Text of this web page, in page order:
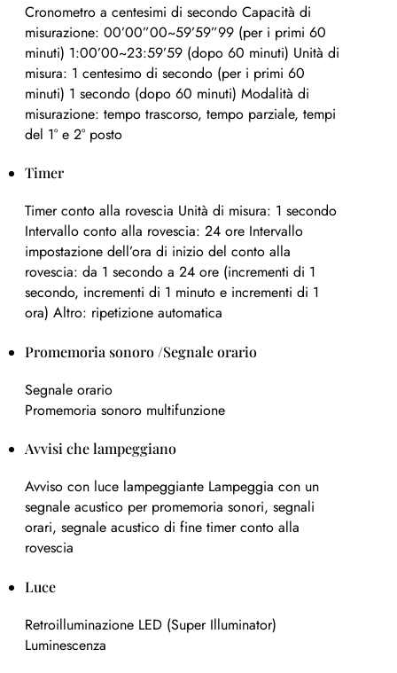
Cronometro a centesimi di secondo Capacità di
misurazione: 00’00”00~59’59”99 (per i primi 60
minuti) 1:00’00~23:59’59 (dopo 60 minuti) Unità di
misura: 1 centesimo di secondo (per i primi 60
minuti) 1 secondo (dopo 60 minuti) Modalità di
misurazione: tempo trascorso, tempo parziale, tempi
del 1° e 2° posto
Timer
Timer conto alla rovescia Unità di misura: 1 secondo
Intervallo conto alla rovescia: 24 ore Intervallo
impostazione dell’ora di inizio del conto alla
rovescia: da 1 secondo a 24 ore (incrementi di 1
secondo, incrementi di 1 minuto e incrementi di 1
ora) Altro: ripetizione automatica
Promemoria sonoro /Segnale orario
Segnale orario
Promemoria sonoro multifunzione
Avvisi che lampeggiano
Avviso con luce lampeggiante Lampeggia con un
segnale acustico per promemoria sonori, segnali
orari, segnale acustico di fine timer conto alla
rovescia
Luce
Retroilluminazione LED (Super Illuminator)
Luminescenza